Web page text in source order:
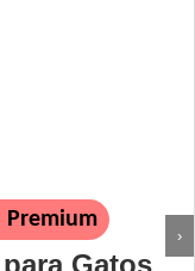
›
Premium
Gatos